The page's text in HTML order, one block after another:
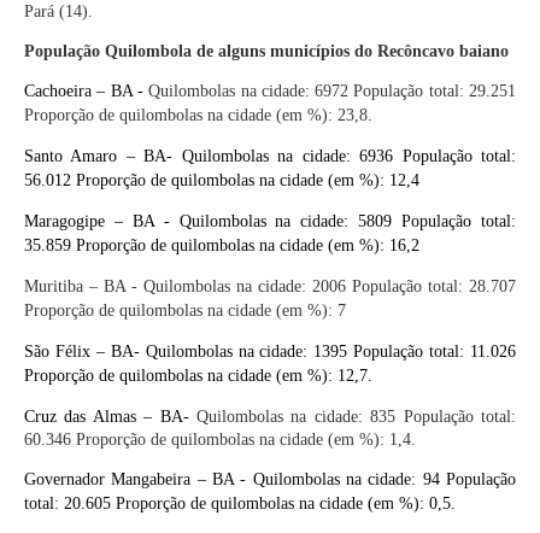
Pará (14).
População Quilombola de alguns municípios do Recôncavo baiano
Cachoeira – BA -Quilombolas na cidade: 6972 População total: 29.251
Proporção de quilombolas na cidade (em %): 23,8.
Santo Amaro – BA- Quilombolas na cidade: 6936 População total:
56.012 Proporção de quilombolas na cidade (em %): 12,4
Maragogipe – BA - Quilombolas na cidade: 5809 População total:
35.859 Proporção de quilombolas na cidade (em %): 16,2
Muritiba – BA - Quilombolas na cidade: 2006 População total: 28.707
Proporção de quilombolas na cidade (em %): 7
São Félix – BA- Quilombolas na cidade: 1395 População total: 11.026
Proporção de quilombolas na cidade (em %): 12,7.
Cruz das Almas – BA- Quilombolas na cidade: 835 População total:
60.346 Proporção de quilombolas na cidade (em %): 1,4.
Governador Mangabeira – BA - Quilombolas na cidade: 94 População
total: 20.605 Proporção de quilombolas na cidade (em %): 0,5.